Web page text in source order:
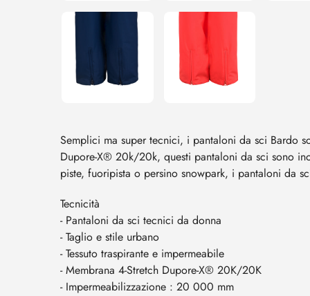
Semplici ma super tecnici, i pantaloni da sci Bardo
Dupore-X® 20k/20k, questi pantaloni da sci sono
piste, fuoripista o persino snowpark, i pantaloni da
Tecnicità
- Pantaloni da sci tecnici da donna
- Taglio e stile urbano
- Tessuto traspirante e impermeabile
- Membrana 4-Stretch Dupore-X® 20K/20K
- Impermeabilizzazione : 20 000 mm